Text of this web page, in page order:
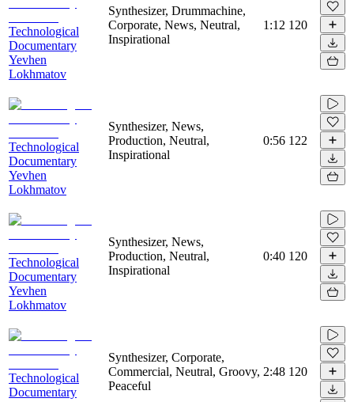
Technological
Documentary
Yevhen
Lokhmatov
Synthesizer, Drummachine,
Corporate, News, Neutral,
Inspirational
1:12 120
Technological
Documentary
Yevhen
Lokhmatov
Synthesizer, News,
Production, Neutral,
Inspirational
0:56 122
Technological
Documentary
Yevhen
Lokhmatov
Synthesizer, News,
Production, Neutral,
Inspirational
0:40 120
Technological
Documentary
Synthesizer, Corporate,
Commercial, Neutral, Groovy,
Peaceful
2:48 120